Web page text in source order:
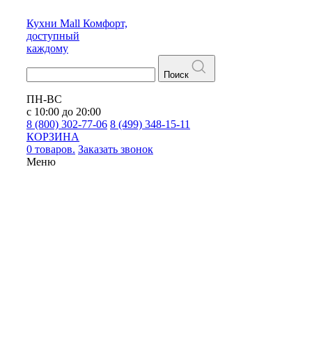
Кухни Mall Комфорт,
доступный
каждому
Поиск
ПН-ВС
с 10:00 до 20:00
8 (800) 302-77-06 8 (499) 348-15-11
КОРЗИНА
0 товаров. Заказать звонок
Меню